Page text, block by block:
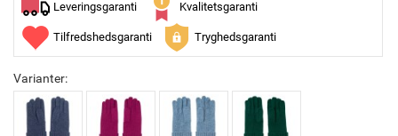
Leveringsgaranti Kvalitetsgaranti
Tilfredshedsgaranti Tryghedsgaranti
Varianter: